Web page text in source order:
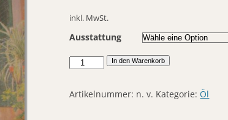
inkl. MwSt.
Ausstattung
Walnussöl
ÖL
In den Warenkorb
Artikelnummer: n. v. Kategorie: Öl